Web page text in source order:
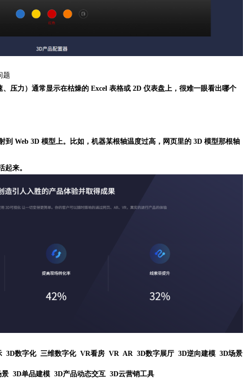
题
压力）通常显示在枯燥的 Excel 表格或 2D 仪表盘上，很难一眼看出哪个
Web 3D 模型上。比如，机器某根轴温度过高，网页里的 3D 模型那根轴
起来。
3D数字化 三维数字化 VR看房 VR AR 3D数字展厅 3D逆向建模 3D场景
3D单品建模 3D产品动态交互 3D云营销工具